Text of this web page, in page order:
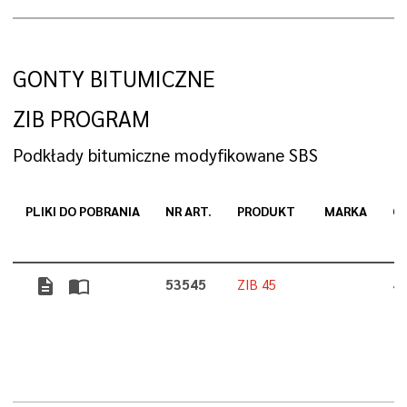
GONTY BITUMICZNE
ZIB PROGRAM
Podkłady bitumiczne modyfikowane SBS
PLIKI DO POBRANIA NR ART. PRODUKT MARKA
description import_contacts 53545 ZIB 45